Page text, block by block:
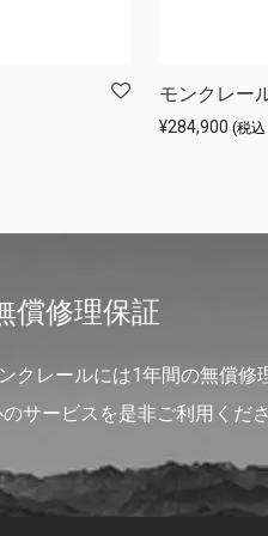
モンクレー
¥284,900 (税
償修理保証
クレールには1年間の無償修
サービスを是非ご利用くだ